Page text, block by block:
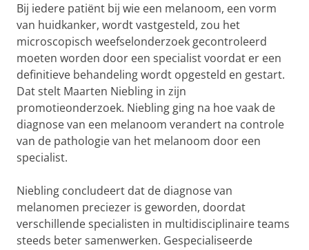
Bij iedere patiënt bij wie een melanoom, een vorm
van huidkanker, wordt vastgesteld, zou het
microscopisch weefselonderzoek gecontroleerd
moeten worden door een specialist voordat er een
definitieve behandeling wordt opgesteld en gestart.
Dat stelt Maarten Niebling in zijn
promotieonderzoek. Niebling ging na hoe vaak de
diagnose van een melanoom verandert na controle
van de pathologie van het melanoom door een
specialist.
Niebling concludeert dat de diagnose van
melanomen preciezer is geworden, doordat
verschillende specialisten in multidisciplinaire teams
steeds beter samenwerken. Gespecialiseerde